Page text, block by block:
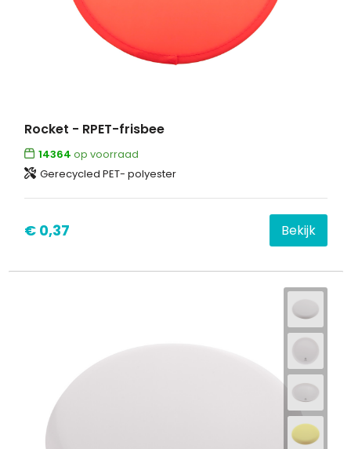
Rocket - RPET-frisbee
14364 op voorraad
Gerecycled PET- polyester
€ 0,37 Bekijk